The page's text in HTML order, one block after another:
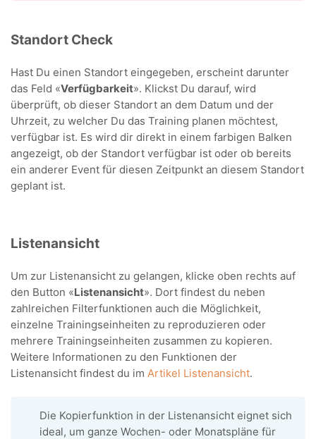
Standort Check
Hast Du einen Standort eingegeben, erscheint darunter
das Feld «Verfügbarkeit». Klickst Du darauf, wird
überprüft, ob dieser Standort an dem Datum und der
Uhrzeit, zu welcher Du das Training planen möchtest,
verfügbar ist. Es wird dir direkt in einem farbigen Balken
angezeigt, ob der Standort verfügbar ist oder ob bereits
ein anderer Event für diesen Zeitpunkt an diesem Standort
geplant ist.
Listenansicht
Um zur Listenansicht zu gelangen, klicke oben rechts auf
den Button «Listenansicht». Dort findest du neben
zahlreichen Filterfunktionen auch die Möglichkeit,
einzelne Trainingseinheiten zu reproduzieren oder
mehrere Trainingseinheiten zusammen zu kopieren.
Weitere Informationen zu den Funktionen der
Listenansicht findest du im Artikel Listenansicht.
Die Kopierfunktion in der Listenansicht eignet sich
ideal, um ganze Wochen- oder Monatspläne für